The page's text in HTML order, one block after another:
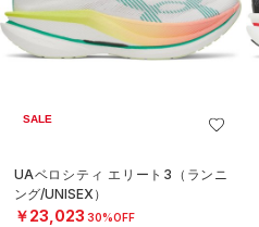
SALE
UAベロシティ エリート3（ランニ
ング/UNISEX）
￥23,023 30%OFF